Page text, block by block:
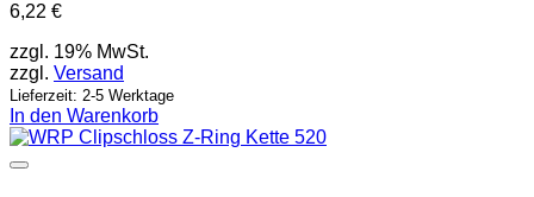
6,22 €
zzgl. 19% MwSt.
zzgl. Versand
Lieferzeit: 2-5 Werktage
In den Warenkorb